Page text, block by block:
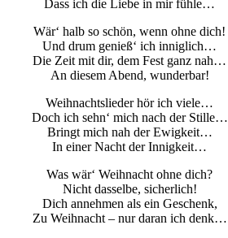
Dass ich die Liebe in mir fühle…
Wär‘ halb so schön, wenn ohne dich!
Und drum genieß‘ ich inniglich…
Die Zeit mit dir, dem Fest ganz nah…
An diesem Abend, wunderbar!
Weihnachtslieder hör ich viele…
Doch ich sehn‘ mich nach der Stille…
Bringt mich nah der Ewigkeit…
In einer Nacht der Innigkeit…
Was wär‘ Weihnacht ohne dich?
Nicht dasselbe, sicherlich!
Dich annehmen als ein Geschenk,
Zu Weihnacht – nur daran ich denk…